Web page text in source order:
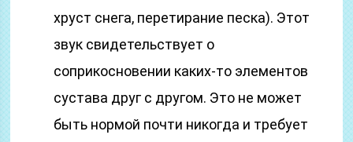
хруст снега, перетирание песка). Этот
звук свидетельствует о
соприкосновении каких-то элементов
сустава друг с другом. Это не может
быть нормой почти никогда и требует